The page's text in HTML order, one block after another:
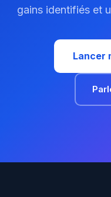
gains identifiés et
Lancer